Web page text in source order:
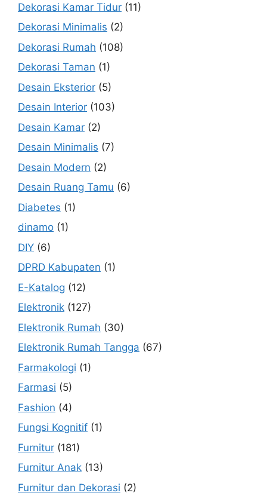
Dekorasi Kamar Tidur (11)
Dekorasi Minimalis (2)
Dekorasi Rumah (108)
Dekorasi Taman (1)
Desain Eksterior (5)
Desain Interior (103)
Desain Kamar (2)
Desain Minimalis (7)
Desain Modern (2)
Desain Ruang Tamu (6)
Diabetes (1)
dinamo (1)
DIY (6)
DPRD Kabupaten (1)
E-Katalog (12)
Elektronik (127)
Elektronik Rumah (30)
Elektronik Rumah Tangga (67)
Farmakologi (1)
Farmasi (5)
Fashion (4)
Fungsi Kognitif (1)
Furnitur (181)
Furnitur Anak (13)
Furnitur dan Dekorasi (2)